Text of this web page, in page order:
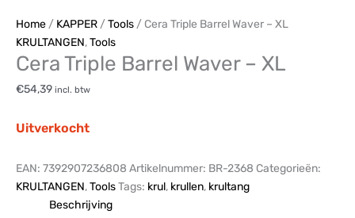
Home / KAPPER /Tools / Cera Triple Barrel Waver – XL
KRULTANGEN,Tools
Cera Triple Barrel Waver – XL
€54,39 incl. btw
Uitverkocht
EAN: 7392907236808 Artikelnummer: BR-2368 Categorieën:
KRULTANGEN,ToolsTags: krul, krullen, krultang
Beschrijving